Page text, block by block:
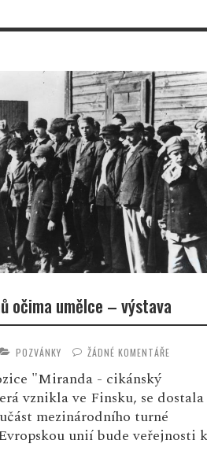
očima umělce – výstava
POZVÁNKY ŽÁDNÉ KOMENTÁŘE
"Miranda - cikánský
vznikla ve Finsku, se
mezinárodního turné
unií bude veřejnosti k